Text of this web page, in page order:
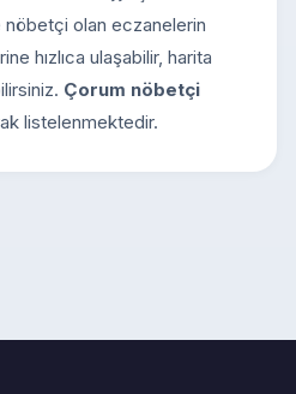
olan eczanelerin
hızlıca ulaşabilir, harita
Çorum nöbetçi
listelenmektedir.